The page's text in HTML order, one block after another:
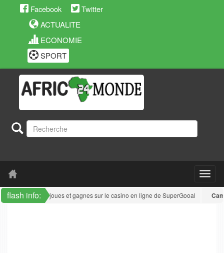
Facebook
Twitter
ACTUALITE
ECONOMIE
SPORT
flash info:
Poker : joues et gagnes sur le casino en ligne de SuperGooal